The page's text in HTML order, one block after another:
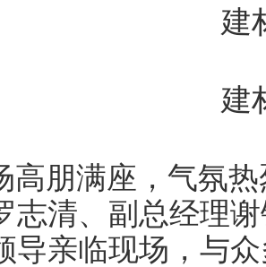
高朋满座，气氛
志清、副总经理
导亲临现场，与